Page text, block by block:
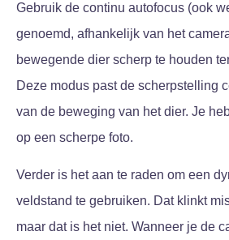
Gebruik de continu autofocus (ook
genoemd, afhankelijk van het
bewegende dier scherp te houden
Deze modus past de scherpstelling
van de beweging van het dier. Je
op een scherpe foto.
Verder is het aan te raden om een
veldstand te gebruiken. Dat klinkt
maar dat is het niet. Wanneer je de